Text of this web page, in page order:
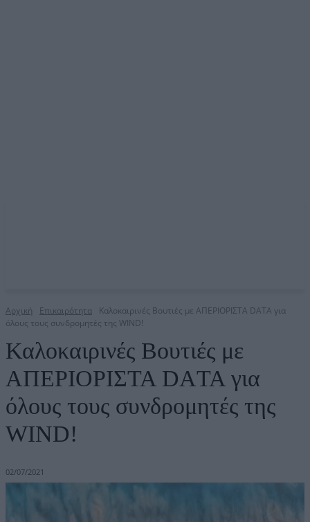
Αρχική Επικαιρότητα
Καλοκαιρινές Βουτιές με ΑΠΕΡΙΟΡΙΣΤΑ DAΤΑ για
όλους τους συνδρομητές της WIND!
Καλοκαιρινές Βουτιές με
ΑΠΕΡΙΟΡΙΣΤΑ DAΤΑ για
όλους τους συνδρομητές της
WIND!
02/07/2021